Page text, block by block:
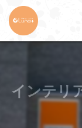
インテリ